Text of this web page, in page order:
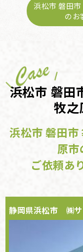
浜松市 磐田
の
浜松市 磐田
牧之
浜松市 磐田市
原
ご依頼あ
静岡県浜松市 ㈱サ